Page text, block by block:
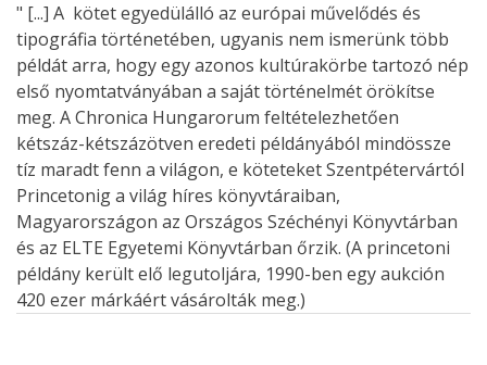
" [...] A kötet egyedülálló az európai művelődés és
tipográfia történetében, ugyanis nem ismerünk több
példát arra, hogy egy azonos kultúrakörbe tartozó nép
első nyomtatványában a saját történelmét örökítse
meg. A Chronica Hungarorum feltételezhetően
kétszáz-kétszázötven eredeti példányából mindössze
tíz maradt fenn a világon, e köteteket Szentpétervártól
Princetonig a világ híres könyvtáraiban,
Magyarországon az Országos Széchényi Könyvtárban
és az ELTE Egyetemi Könyvtárban őrzik. (A princetoni
példány került elő legutoljára, 1990-ben egy aukción
420 ezer márkáért vásárolták meg.)